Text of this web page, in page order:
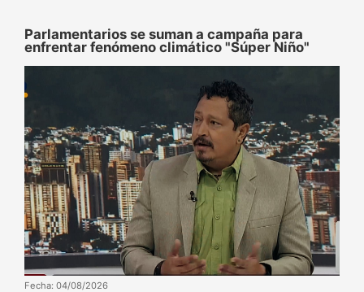
Parlamentarios se suman a campaña para
enfrentar fenómeno climático "Súper Niño"
Fecha: 04/08/2026